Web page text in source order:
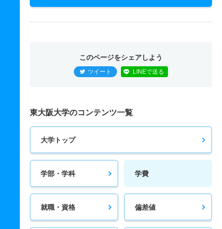
このページをシェアしよう
ツイート LINEで送る
東大阪大学のコンテンツ一覧
大学トップ
学部・学科 学費
就職・資格 偏差値